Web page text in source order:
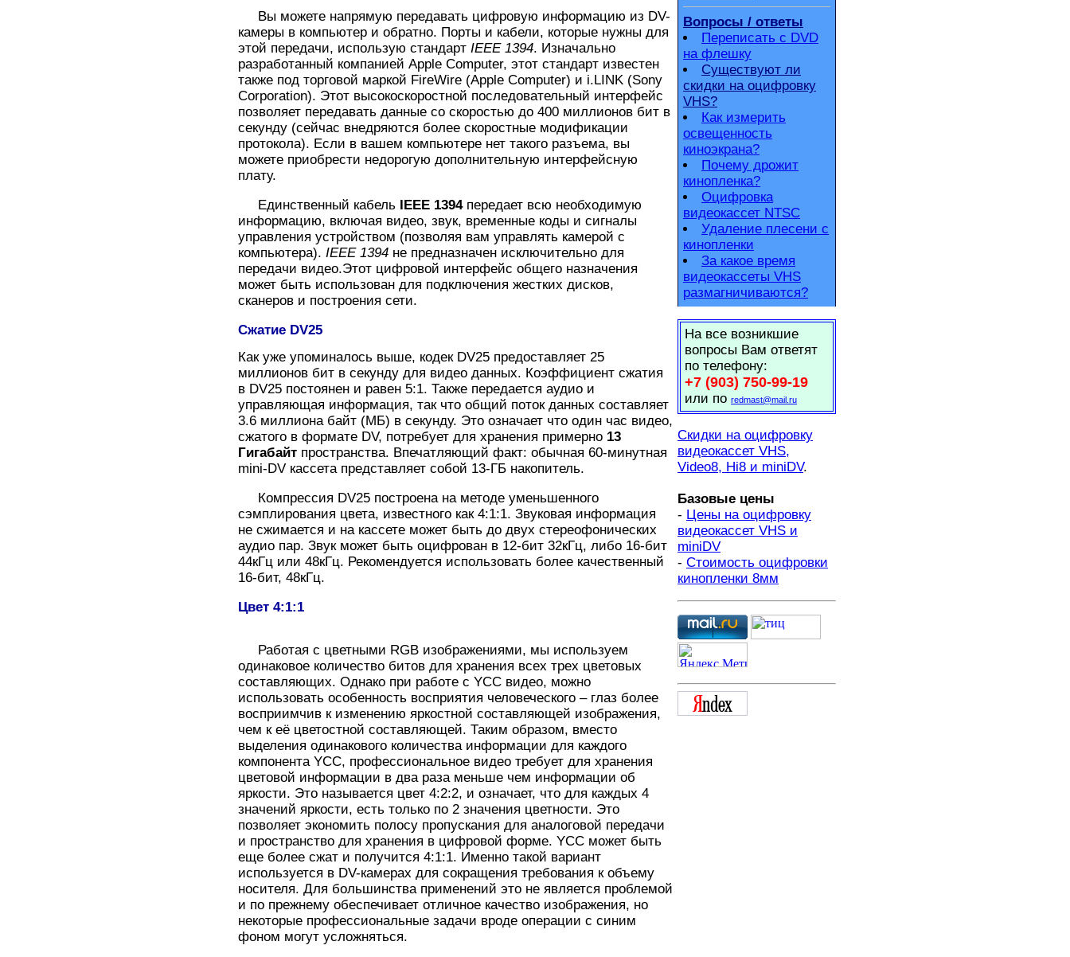
Вы можете напрямую передавать цифровую информацию из DV-
камеры в компьютер и обратно. Порты и кабели, которые нужны для
этой передачи, использую стандарт IEEE 1394. Изначально
разработанный компанией Apple Computer, этот стандарт известен
также под торговой маркой FireWire (Apple Computer) и i.LINK (Sony
Corporation). Этот высокоскоростной последовательный интерфейс
позволяет передавать данные со скоростью до 400 миллионов бит в
секунду (сейчас внедряются более скоростные модификации
протокола). Если в вашем компьютере нет такого разъема, вы
можете приобрести недорогую дополнительную интерфейсную
плату.
Единственный кабель IEEE 1394передает всю необходимую
информацию, включая видео, звук, временные коды и сигналы
управления устройством (позволяя вам управлять камерой с
компьютера). IEEE 1394 не предназначен исключительно для
передачи видео.Этот цифровой интерфейс общего назначения
может быть использован для подключения жестких дисков,
сканеров и построения сети.
Сжатие DV25
Как уже упоминалось выше, кодек DV25 предоставляет 25
миллионов бит в секунду для видео данных. Коэффициент сжатия
в DV25 постоянен и равен 5:1. Также передается аудио и
управляющая информация, так что общий поток данных составляет
3.6 миллиона байт (МБ) в секунду. Это означает что один час видео,
сжатого в формате DV, потребует для хранения примерно 13
Гигабайт пространства. Впечатляющий факт: обычная 60-минутная
mini-DV кассета представляет собой 13-ГБ накопитель.
Компрессия DV25 построена на методе уменьшенного
сэмплирования цвета, известного как 4:1:1. Звуковая информация
не сжимается и на кассете может быть до двух стереофонических
аудио пар. Звук может быть оцифрован в 12-бит 32кГц, либо 16-бит
44кГц или 48кГц. Рекомендуется использовать более качественный
16-бит, 48кГц.
Цвет 4:1:1
Работая с цветными RGB изображениями, мы используем
одинаковое количество битов для хранения всех трех цветовых
составляющих. Однако при работе с YCC видео, можно
использовать особенность восприятия человеческого – глаз более
восприимчив к изменению яркостной составляющей изображения,
чем к её цветостной составляющей. Таким образом, вместо
выделения одинакового количества информации для каждого
компонента YCC, профессиональное видео требует для хранения
цветовой информации в два раза меньше чем информации об
яркости. Это называется цвет 4:2:2, и означает, что для каждых 4
значений яркости, есть только по 2 значения цветности. Это
позволяет экономить полосу пропускания для аналоговой передачи
и пространство для хранения в цифровой форме. YCC может быть
еще более сжат и получится 4:1:1. Именно такой вариант
используется в DV-камерах для сокращения требования к объему
носителя. Для большинства применений это не является проблемой
и по прежнему обеспечивает отличное качество изображения, но
некоторые профессиональные задачи вроде операции с синим
фоном могут усложняться.
Вопросы / ответы
Переписать с DVD
на флешку
Существуют ли
скидки на оцифровку
VHS?
Как измерить
освещенность
киноэкрана?
Почему дрожит
кинопленка?
Оцифровка
видеокассет NTSC
Удаление плесени с
кинопленки
За какое время
видеокассеты VHS
размагничиваются?
На все возникшие
вопросы Вам ответят
по телефону:
+7 (903) 750-99-19
или по redmast@mail.ru
Скидки на оцифровку
видеокассет VHS,
Video8, Hi8 и miniDV.
Базовые цены
- Цены на оцифровку
видеокассет VHS и
miniDV
- Стоимость оцифровки
кинопленки 8мм